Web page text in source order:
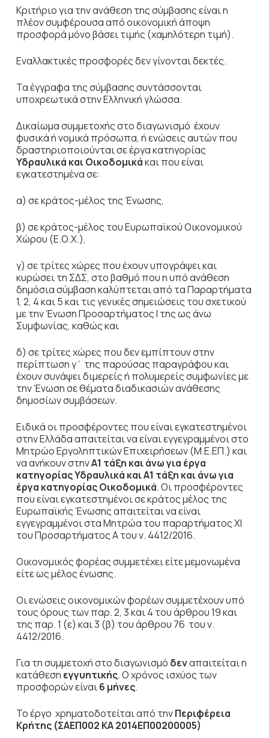
Κριτήριο για την ανάθεση της σύμβασης είναι η
πλέον συμφέρουσα από οικονομική άποψη
προσφορά μόνο βάσει τιμής (χαμηλότερη τιμή).
Εναλλακτικές προσφορές δεν γίνονται δεκτές.
Τα έγγραφα της σύμβασης συντάσσονται
υποχρεωτικά στην Ελληνική γλώσσα.
Δικαίωμα συμμετοχής στο διαγωνισμό έχουν
φυσικά ή νομικά πρόσωπα, ή ενώσεις αυτών που
δραστηριοποιούνται σε έργα κατηγορίας
Υδραυλικά και Οικοδομικάκαι που είναι
εγκατεστημένα σε:
α) σε κράτος-μέλος της Ένωσης,
β) σε κράτος-μέλος του Ευρωπαϊκού Οικονομικού
Χώρου (Ε.Ο.Χ.),
γ) σε τρίτες χώρες που έχουν υπογράψει και
κυρώσει τη ΣΔΣ, στο βαθμό που η υπό ανάθεση
δημόσια σύμβαση καλύπτεται από τα Παραρτήματα
1, 2, 4 και 5 και τις γενικές σημειώσεις του σχετικού
με την Ένωση Προσαρτήματος I της ως άνω
Συμφωνίας, καθώς και
δ) σε τρίτες χώρες που δεν εμπίπτουν στην
περίπτωση γ΄ της παρούσας παραγράφου και
έχουν συνάψει διμερείς ή πολυμερείς συμφωνίες με
την Ένωση σε θέματα διαδικασιών ανάθεσης
δημοσίων συμβάσεων.
Ειδικά οι προσφέροντες που είναι εγκατεστημένοι
στην Ελλάδα απαιτείται να είναι εγγεγραμμένοι στο
Μητρώο Εργοληπτικών Επιχειρήσεων (Μ.Ε.ΕΠ.) και
να ανήκουν στηνΑ1 τάξη και άνω για έργα
κατηγορίαςΥδραυλικά καιΑ1 τάξη και άνω για
έργα κατηγορίαςΟικοδομικά. Οι προσφέροντες
που είναι εγκατεστημένοι σε κράτος μέλος της
Ευρωπαϊκής Ένωσης απαιτείται να είναι
εγγεγραμμένοι στα Μητρώα του παραρτήματος ΧΙ
του Προσαρτήματος Α του ν. 4412/2016.
Οικονομικός φορέας συμμετέχει είτε μεμονωμένα
είτε ως μέλος ένωσης.
Οι ενώσειςοικονομικών φορέων συμμετέχουν υπό
τους όρους των παρ. 2, 3 και 4 του άρθρου 19 και
της παρ. 1 (ε) και 3 (β) του άρθρου 76 του ν.
4412/2016.
Για τη συμμετοχή στο διαγωνισμό δεναπαιτείται η
κατάθεση εγγυητικής. Ο χρόνος ισχύος των
προσφορών είναι6 μήνες.
Το έργο χρηματοδοτείται από τηνΠεριφέρεια
Κρήτης (ΣΑΕΠ002 ΚΑ 2014ΕΠ00200005)